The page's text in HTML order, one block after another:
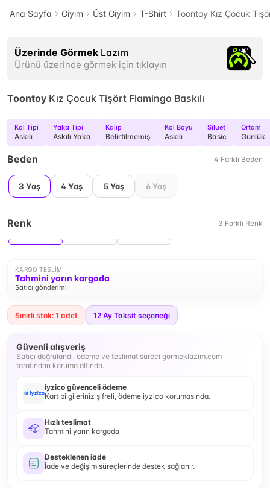
Ana Sayfa Giyim Üst Giyim T-Shirt Toontoy Kız Çocuk
Üzerinde Görmek Lazım
Ürünü üzerinde görmek için tıklayın
Toontoy Kız Çocuk Tişört Flamingo Baskılı
Kol Tipi
Askılı
Yaka Tipi
Askılı Yaka
Kalıp
Belirtilmemiş
Kol Boyu
Askılı
Siluet
Basic
Ortam
Günlük
Beden 4 Farklı Beden
3 Yaş 4 Yaş 5 Yaş 6 Yaş
Renk 3 Farklı Renk
KARGO TESLIM
Tahmini yarın kargoda
Satıcı gönderimi
Sınırlı stok: 1 adet 12 Ay Taksit seçeneği
Güvenli alışveriş
Satıcı doğrulandı, ödeme ve teslimat süreci gormeklazim.com
tarafından koruma altında.
iyzico güvenceli ödeme
Kart bilgileriniz şifreli, ödeme iyzico korumasında.
Hızlı teslimat
Tahmini yarın kargoda
Desteklenen iade
İade ve değişim süreçlerinde destek sağlanır.